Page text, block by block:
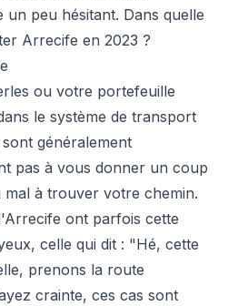
peu hésitant. Dans quelle
Arrecife en 2023 ?
ou votre portefeuille
le système de transport
généralement
pas à vous donner un coup
mal à trouver votre chemin.
ont parfois cette
celle qui dit : "Hé, cette
prenons la route
crainte, ces cas sont